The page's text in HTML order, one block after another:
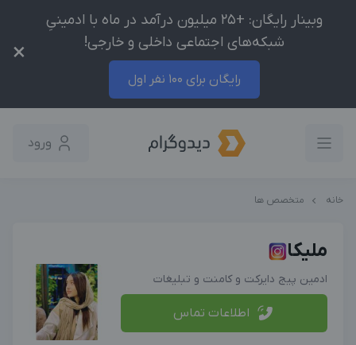
وبینار رایگان: +25 میلیون درآمد در ماه با ادمینیِ
شبکه‌های اجتماعی داخلی و خارجی!
رایگان برای 100 نفر اول
×
ورود
خانه متخصص ها
ملیکا
ادمین پیج دایرکت و کامنت و تبلیغات
اطلاعات تماس